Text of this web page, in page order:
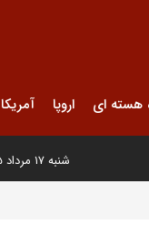
هسته ای اروپا آمریکا
شنبه ۱۷ مرداد ۱۴۰۵